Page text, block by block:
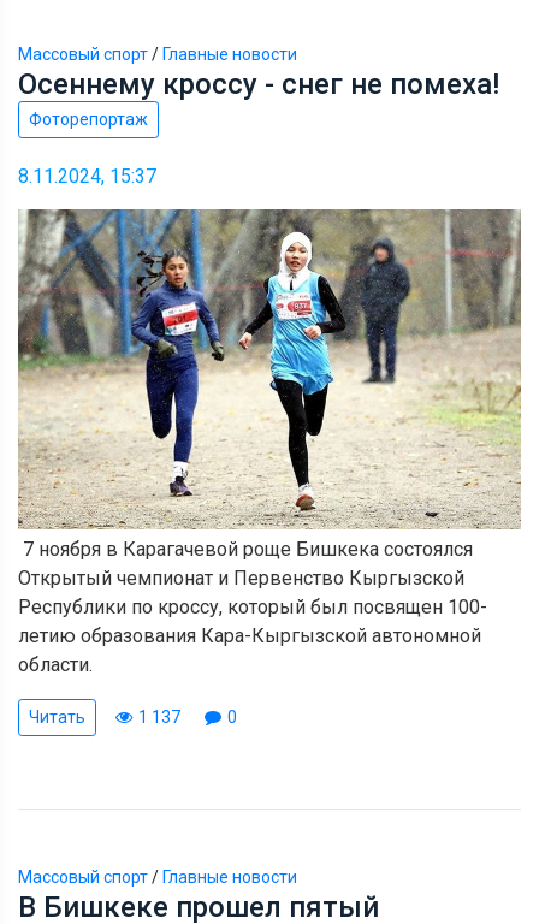
Массовый спорт/ Главные новости
Осеннему кроссу - снег не помеха!
Фоторепортаж
8.11.2024, 15:37
7 ноября в Карагачевой роще Бишкека состоялся
Открытый чемпионат и Первенство Кыргызской
Республики по кроссу, который был посвящен 100-
летию образования Кара-Кыргызской автономной
области.
Читать 1 137 0
Массовый спорт/Главные новости
В Бишкеке прошел пятый